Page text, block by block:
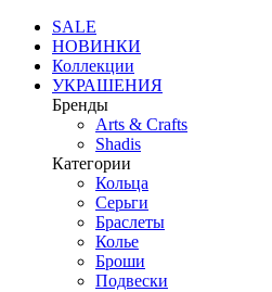
SALE
НОВИНКИ
Коллекции
УКРАШЕНИЯ
Бренды
Аrts & Сrafts
Shadis
Категории
Кольца
Серьги
Браслеты
Колье
Броши
Подвески